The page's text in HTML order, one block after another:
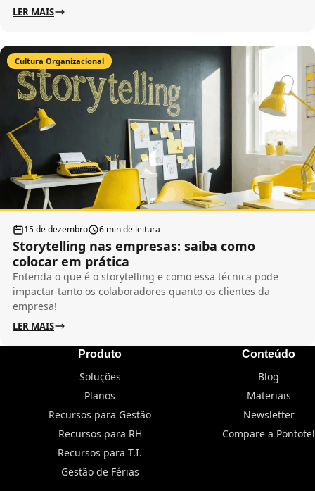
LER MAIS
Cultura Organizacional
15 de dezembro 6 min de leitura
Storytelling nas empresas: saiba como
colocar em prática
Entenda o que é o storytelling e como essa técnica pode
impactar tanto os colaboradores quanto os clientes da
empresa!
LER MAIS
Produto
Soluções
Planos
Recursos para Gestão
Recursos para RH
Recursos para T.I.
Gestão de Férias
Conteúdo
Blog
Materiais
Newsletter
Compare a Pontotel